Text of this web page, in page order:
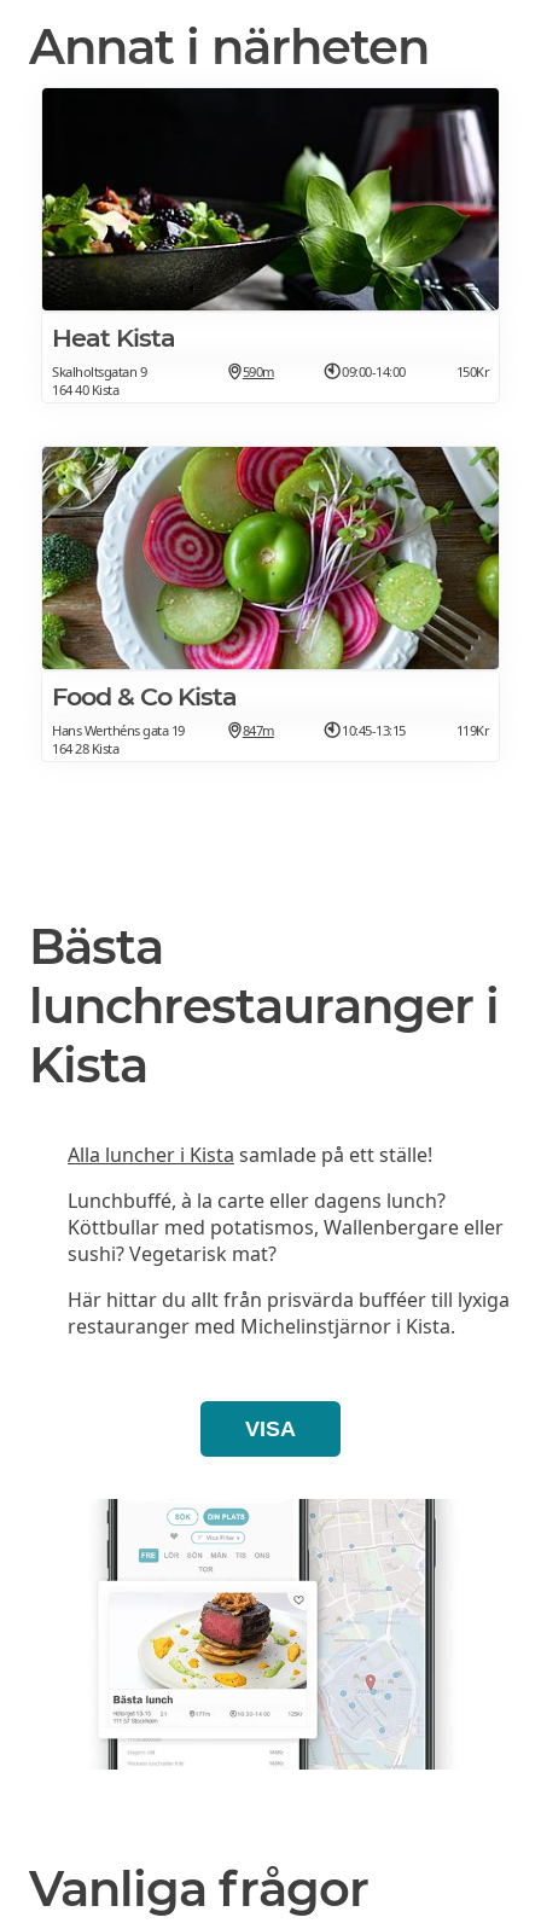
Annat i närheten
Heat Kista
Skalholtsgatan 9
164 40 Kista
590m 09:00-14:00 150Kr
Food & Co Kista
Hans Werthéns gata 19
164 28 Kista
847m 10:45-13:15 119Kr
Bästa
lunchrestauranger i
Kista
Alla luncher i Kista samlade på ett ställe!
Lunchbuffé, à la carte eller dagens lunch?
Köttbullar med potatismos, Wallenbergare eller
sushi? Vegetarisk mat?
Här hittar du allt från prisvärda bufféer till lyxiga
restauranger med Michelinstjärnor i Kista.
VISA
Vanliga frågor